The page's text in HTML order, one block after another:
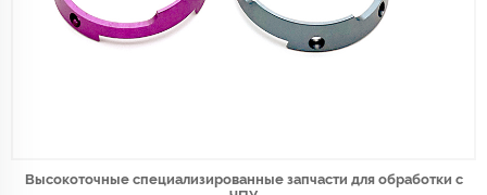
Высокоточные специализированные запчасти для обработки с